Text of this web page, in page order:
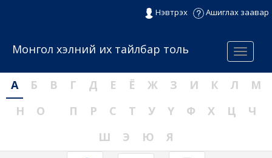
Нэвтрэх Ашиглах заавар
Menu
Монгол хэлний их тайлбар толь
А Б В Г Д Е Ё Ж З И К Л
М
Н
О П Р С Т У Ү Ф Х Ц
Ч
Ш
Э Ю Я